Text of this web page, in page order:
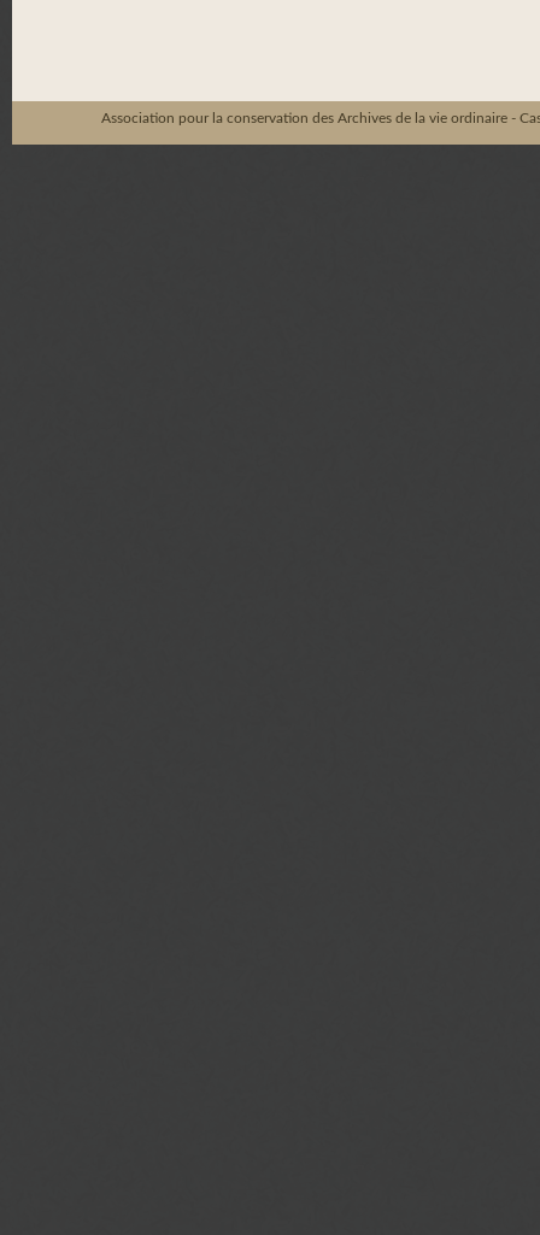
Association pour la conservation des Archives de la vie ordinaire -